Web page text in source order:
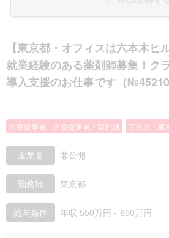
【東京都・オフィスは六本木ヒ
就業経験のある薬剤師募集！ク
導入支援のお仕事です（№45210
医療従事者、医療従事者／薬剤師 正社員（雇
企業名 非公開
勤務地 東京都
給与条件 年収 550万円～650万円